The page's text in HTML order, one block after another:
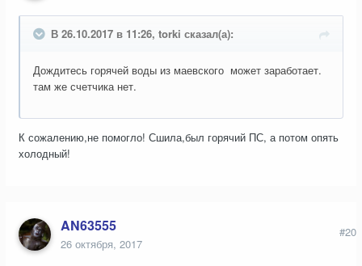
В 26.10.2017 в 11:26, torki сказал(а):
Дождитесь горячей воды из маевского может заработает.
там же счетчика нет.
К сожалению,не помогло! Сшила,был горячий ПС, а потом опять
холодный!
AN63555
26 октября, 2017
#20